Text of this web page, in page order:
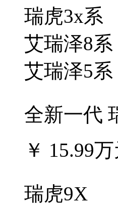
瑞虎3x系
艾瑞泽8系
艾瑞泽5系
全新一代
￥ 15.99
瑞虎9X